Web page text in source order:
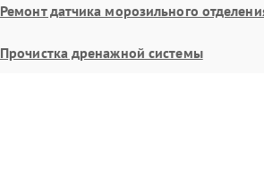
Ремонт датчика морозильного
Прочистка дренажной системы